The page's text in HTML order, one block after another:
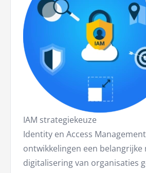
IAM strategiekeuze
Identity en Access
ontwikkelingen een belangrijke
digitalisering van organisaties